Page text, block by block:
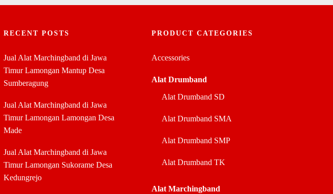
RECENT POSTS
Jual Alat Marchingband di Jawa
Timur Lamongan Mantup Desa
Sumberagung
Jual Alat Marchingband di Jawa
Timur Lamongan Lamongan Desa
Made
Jual Alat Marchingband di Jawa
Timur Lamongan Sukorame Desa
Kedungrejo
PRODUCT CATEGORIES
Accessories
Alat Drumband
Alat Drumband SD
Alat Drumband SMA
Alat Drumband SMP
Alat Drumband TK
Alat Marchingband